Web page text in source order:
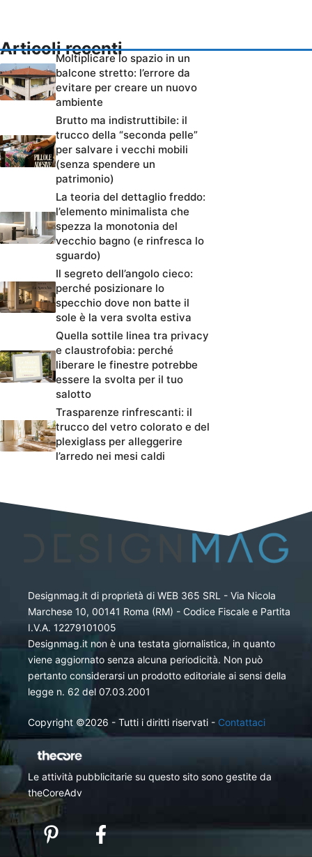
Articoli recenti
Moltiplicare lo spazio in un
balcone stretto: l’errore da
evitare per creare un nuovo
ambiente
Brutto ma indistruttibile: il
trucco della “seconda pelle”
per salvare i vecchi mobili
(senza spendere un
patrimonio)
La teoria del dettaglio freddo:
l’elemento minimalista che
spezza la monotonia del
vecchio bagno (e rinfresca lo
sguardo)
Il segreto dell’angolo cieco:
perché posizionare lo
specchio dove non batte il
sole è la vera svolta estiva
Quella sottile linea tra privacy
e claustrofobia: perché
liberare le finestre potrebbe
essere la svolta per il tuo
salotto
Trasparenze rinfrescanti: il
trucco del vetro colorato e del
plexiglass per alleggerire
l’arredo nei mesi caldi
Designmag.it di proprietà di WEB 365 SRL - Via Nicola
Marchese 10, 00141 Roma (RM) - Codice Fiscale e Partita
I.V.A. 12279101005
Designmag.it non è una testata giornalistica, in quanto
viene aggiornato senza alcuna periodicità. Non può
pertanto considerarsi un prodotto editoriale ai sensi della
legge n. 62 del 07.03.2001
Copyright ©2026 - Tutti i diritti riservati - Contattaci
Le attività pubblicitarie su questo sito sono gestite da
theCoreAdv